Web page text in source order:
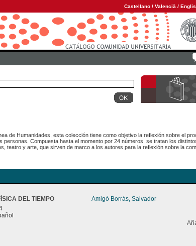
Castellano / Valencià /
de Humanidades, esta colección tiene como objetivo la reflexión sobre el
personas. Compuesta hasta el momento por 24 números, se tratan los
teatro y arte, que sirven de marco a los autores para la reflexión sobre la
DEL TIEMPO
Amigó Borrás, Salvador